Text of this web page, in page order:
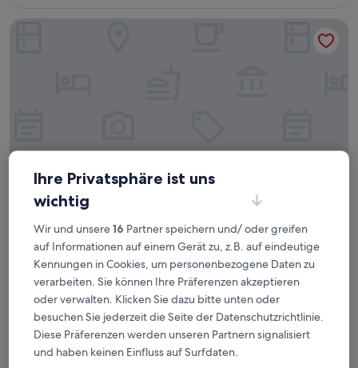
Andardac Hotel
Andardac Hotel
2.5-
Sterne-
Unterkunft
Guaramirim Centro, 1,9 km von Ilha da Figueira entfernt
8.4
von
Sehr
gut,
8,4/10 Sehr gut (111 Bewertungen)
Preis
beträgt
47 €
inkl. Steuern & Gebühren
16. Aug.–17. Aug.
Andardac Hotel
Ihre Privatsphäre ist uns
wichtig
Wir und unsere16 Partner speichern und/ oder greifen
auf Informationen auf einem Gerät zu, z.B. auf eindeutige
Kennungen in Cookies, um personenbezogene Daten zu
verarbeiten. Sie können Ihre Präferenzen akzeptieren
oder verwalten. Klicken Sie dazu bitte unten oder
besuchen Sie jederzeit die Seite der Datenschutzrichtlinie.
Diese Präferenzen werden unseren Partnern signalisiert
und haben keinen Einfluss auf Surfdaten.